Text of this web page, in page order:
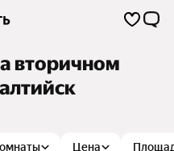
вторичном
Цена